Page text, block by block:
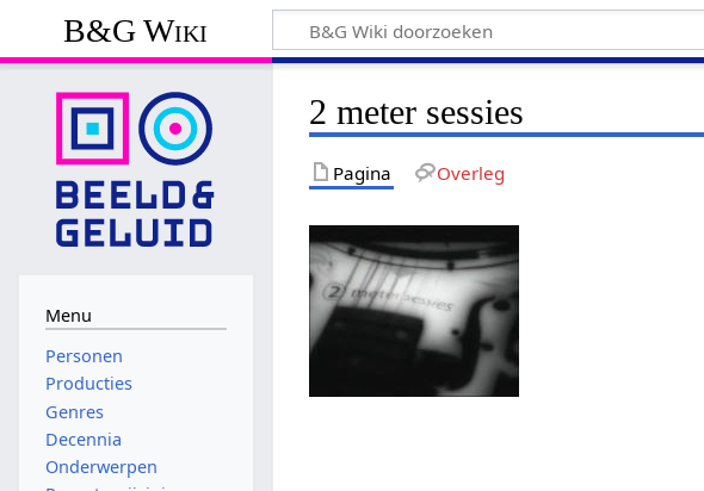
B&G Wiki
2 meter sessies
Pagina Overleg
Menu
Personen
Producties
Genres
Decennia
Onderwerpen